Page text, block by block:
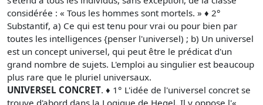
considérée : « Tous les hommes sont mortels. » ♦ 2°
Substantif, a) Ce qui est tenu pour vrai ou pour bien par
toutes les intelligences {penser l'universel) ; b) Un universel
est un concept universel, qui peut être le prédicat d'un
grand nombre de sujets. L'emploi au singulier est beaucoup
plus rare que le pluriel universaux.
UNIVERSEL CONCRET. ♦ 1° L'idée de l'universel concret se
trouve d'abord dans la Logique de Hegel. Il y oppose l'«